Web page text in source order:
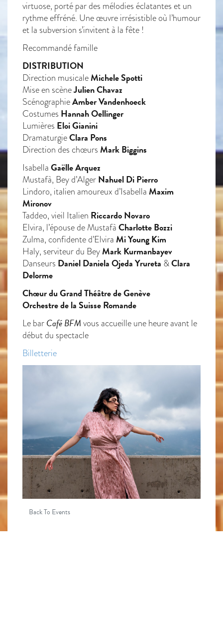
virtuose, porté par des mélodies éclatantes et un
rythme effréné. Une œuvre irrésistible où l’humour
et la subversion s’invitent à la fête !
Recommandé famille
DISTRIBUTION
Direction musicaleMichele Spotti
Mise en scèneJulien Chavaz
ScénographieAmber Vandenhoeck
Costumes Hannah Oellinger
Lumières Eloi Gianini
DramaturgieClara Pons
Direction des chœurs Mark Biggins
Isabella Gaëlle Arquez
Mustafà, Bey d’Alger Nahuel Di Pierro
Lindoro, italien amoureux d’Isabella Maxim
Mironov
Taddeo, vieil Italien Riccardo Novaro
Elvira, l’épouse de Mustafà Charlotte Bozzi
Zulma, confidente d’Elvira Mi Young Kim
Haly, serviteur du BeyMark Kurmanbayev
Danseurs Daniel Daniela Ojeda Yrureta &Clara
Delorme
Chœur du Grand Théâtre de Genève
Orchestre de la Suisse Romande
Le bar Café BFM vous accueille une heure avant le
début du spectacle
Billetterie
Back To Events